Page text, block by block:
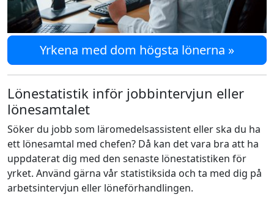
Yrkena med dom högsta lönerna »
Lönestatistik inför jobbintervjun eller
lönesamtalet
Söker du jobb som läromedelsassistent eller ska du ha
ett lönesamtal med chefen? Då kan det vara bra att ha
uppdaterat dig med den senaste lönestatistiken för
yrket. Använd gärna vår statistiksida och ta med dig på
arbetsintervjun eller löneförhandlingen.